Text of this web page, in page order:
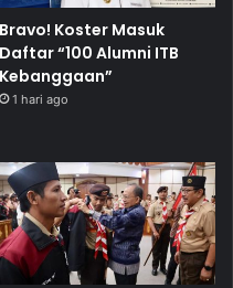
Bravo! Koster Masuk
Daftar “100 Alumni ITB
Kebanggaan”
1 hari ago